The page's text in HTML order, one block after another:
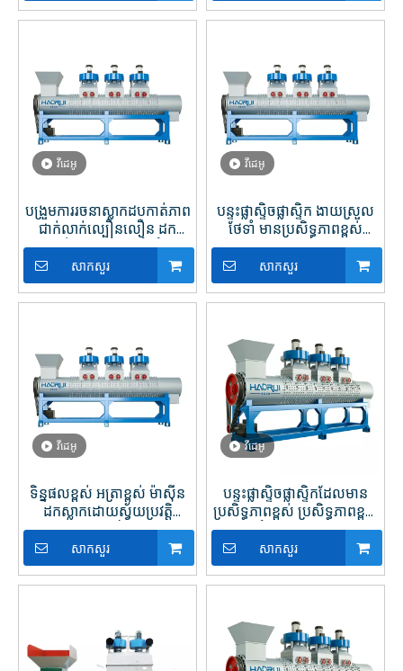
វីដេអូ
បង្រួមការរចនាស្លាកដបកាត់ភាព
ជាក់លាក់ល្បឿនលឿន ដក
ឧបករណ៍ចេញជាមួយនឹងចំណុច
ប្រទាក់ងាយស្រួលប្រើ
សាកសួរ
វីដេអូ
បន្ទះផ្លាស្ទិចផ្លាស្ទិក ងាយស្រួល
ថែទាំ មានប្រសិទ្ធភាពខ្ពស់
សម្រាប់ការកែច្នៃ PET
សាកសួរ
វីដេអូ
ទិន្នផលខ្ពស់ អត្រាខ្ពស់ ម៉ាស៊ីន
ដកស្លាកដោយស្វ័យប្រវត្តិ
សម្រាប់ការកែច្នៃប្លាស្ទិក
សាកសួរ
វីដេអូ
បន្ទះផ្លាស្ទិចផ្លាស្ទិកដែលមាន
ប្រសិទ្ធភាពខ្ពស់ ប្រសិទ្ធភាពខ្ពស់
ជាមួយនឹងផ្លិតដែលអាចជំនួស
បាន។
សាកសួរ